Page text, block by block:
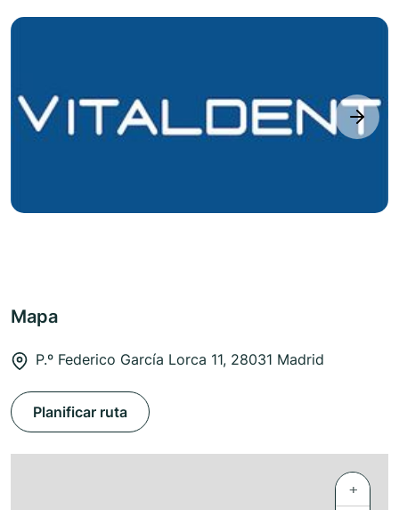
next
Mapa
P.º Federico García Lorca 11, 28031 Madrid
Planificar ruta
+